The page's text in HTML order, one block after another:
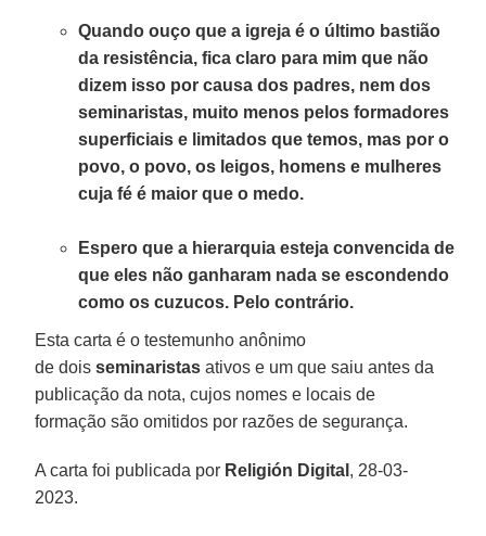
Quando ouço que a igreja é o último bastião
da resistência, fica claro para mim que não
dizem isso por causa dos padres, nem dos
seminaristas, muito menos pelos formadores
superficiais e limitados que temos, mas por o
povo, o povo, os leigos, homens e mulheres
cuja fé é maior que o medo.
Espero que a hierarquia esteja convencida de
que eles não ganharam nada se escondendo
como os cuzucos. Pelo contrário.
Esta carta é o testemunho anônimo
de doisseminaristas ativos e um que saiu antes da
publicação da nota, cujos nomes e locais de
formação são omitidos por razões de segurança.
A carta foi publicada por Religión Digital , 28-03-
2023.